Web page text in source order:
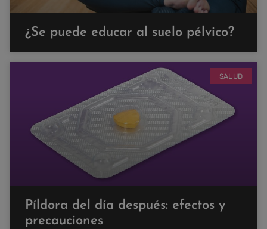
¿Se puede educar al suelo pélvico?
SALUD
Píldora del día después: efectos y
precauciones